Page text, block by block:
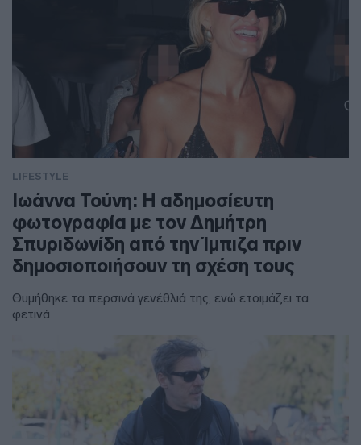
LIFESTYLE
Ιωάννα Τούνη: Η αδημοσίευτη
φωτογραφία με τον Δημήτρη
Σπυριδωνίδη από την Ίμπιζα πριν
δημοσιοποιήσουν τη σχέση τους
Θυμήθηκε τα περσινά γενέθλιά της, ενώ ετοιμάζει τα
φετινά